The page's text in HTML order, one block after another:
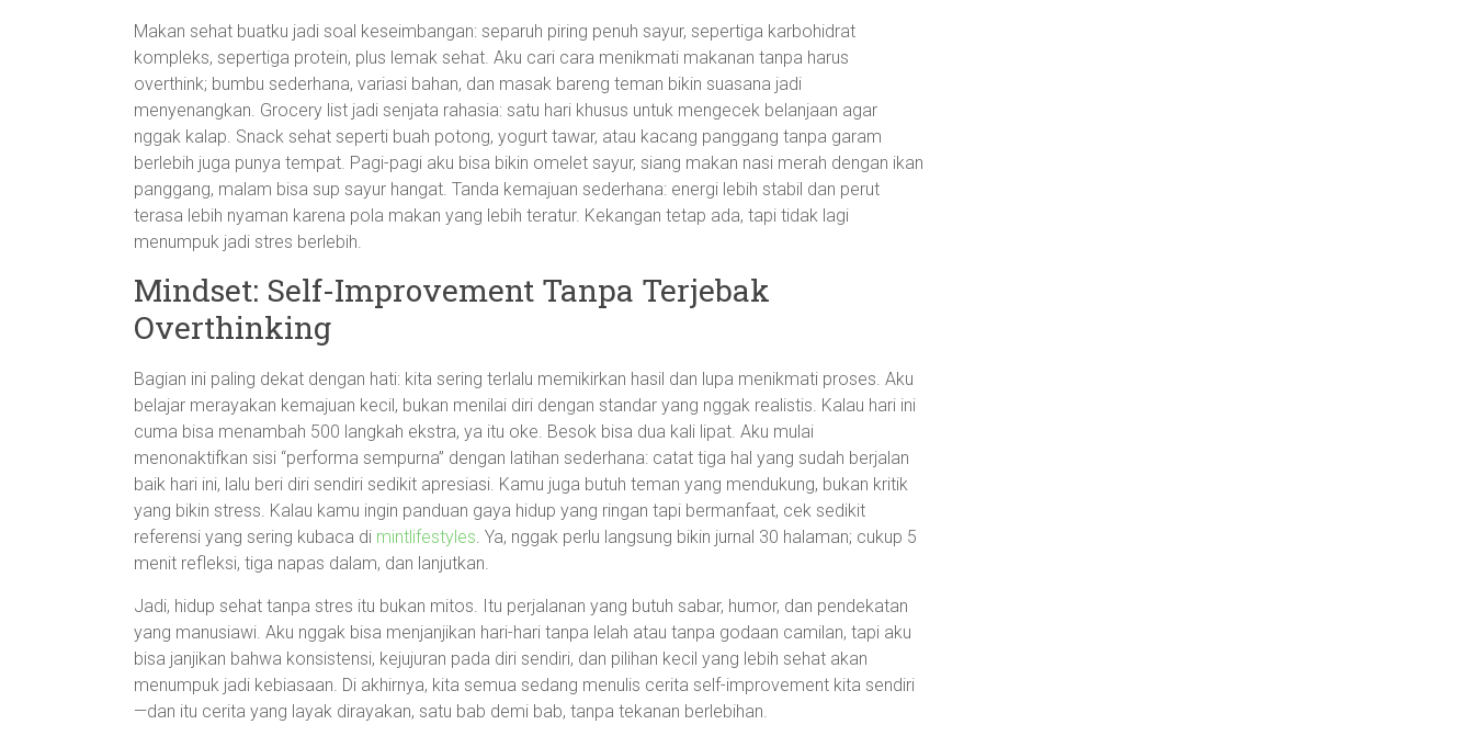
Makan sehat buatku jadi soal keseimbangan: separuh piring penuh sayur, sepertiga karbohidrat
kompleks, sepertiga protein, plus lemak sehat. Aku cari cara menikmati makanan tanpa harus
overthink; bumbu sederhana, variasi bahan, dan masak bareng teman bikin suasana jadi
menyenangkan. Grocery list jadi senjata rahasia: satu hari khusus untuk mengecek belanjaan agar
nggak kalap. Snack sehat seperti buah potong, yogurt tawar, atau kacang panggang tanpa garam
berlebih juga punya tempat. Pagi-pagi aku bisa bikin omelet sayur, siang makan nasi merah dengan ikan
panggang, malam bisa sup sayur hangat. Tanda kemajuan sederhana: energi lebih stabil dan perut
terasa lebih nyaman karena pola makan yang lebih teratur. Kekangan tetap ada, tapi tidak lagi
menumpuk jadi stres berlebih.
Mindset: Self-Improvement Tanpa Terjebak
Overthinking
Bagian ini paling dekat dengan hati: kita sering terlalu memikirkan hasil dan lupa menikmati proses. Aku
belajar merayakan kemajuan kecil, bukan menilai diri dengan standar yang nggak realistis. Kalau hari ini
cuma bisa menambah 500 langkah ekstra, ya itu oke. Besok bisa dua kali lipat. Aku mulai
menonaktifkan sisi “performa sempurna” dengan latihan sederhana: catat tiga hal yang sudah berjalan
baik hari ini, lalu beri diri sendiri sedikit apresiasi. Kamu juga butuh teman yang mendukung, bukan kritik
yang bikin stress. Kalau kamu ingin panduan gaya hidup yang ringan tapi bermanfaat, cek sedikit
referensi yang sering kubaca di mintlifestyles. Ya, nggak perlu langsung bikin jurnal 30 halaman; cukup 5
menit refleksi, tiga napas dalam, dan lanjutkan.
Jadi, hidup sehat tanpa stres itu bukan mitos. Itu perjalanan yang butuh sabar, humor, dan pendekatan
yang manusiawi. Aku nggak bisa menjanjikan hari-hari tanpa lelah atau tanpa godaan camilan, tapi aku
bisa janjikan bahwa konsistensi, kejujuran pada diri sendiri, dan pilihan kecil yang lebih sehat akan
menumpuk jadi kebiasaan. Di akhirnya, kita semua sedang menulis cerita self-improvement kita sendiri
—dan itu cerita yang layak dirayakan, satu bab demi bab, tanpa tekanan berlebihan.